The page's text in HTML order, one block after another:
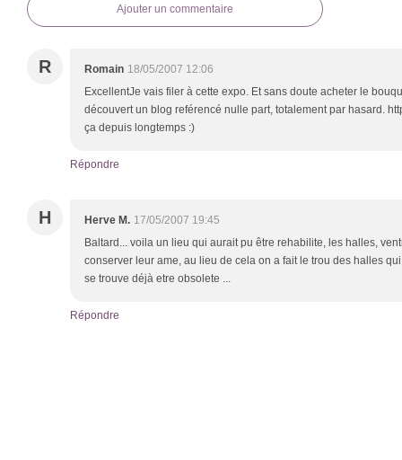
Ajouter un commentaire
R Romain 18/05/2007 12:06
ExcellentJe vais filer à cette expo. Et sans doute acheter le
découvert un blog reférencé nulle part, totalement par hasard.
ça depuis longtemps :)
Répondre
H Herve M. 17/05/2007 19:45
Baltard... voila un lieu qui aurait pu être rehabilite, les halles,
conserver leur ame, au lieu de cela on a fait le trou des halles
se trouve déjà etre obsolete ...
Répondre